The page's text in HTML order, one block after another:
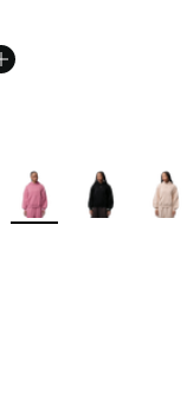
Plus de couleurs